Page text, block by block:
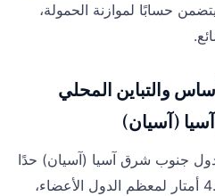
حسابًا لموازنة الحمولة،
والتباين المحلي
(آسيان)
دول جنوب شرق آسيا (آسيان) حدًا
أقصى لارتفاع المركبات يبلغ 4.0 أمتار لمعظم الدول الأعضاء،